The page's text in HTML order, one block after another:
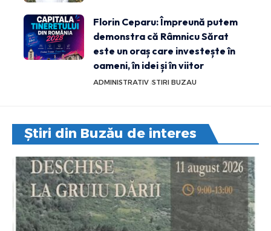
Florin Ceparu: Împreună putem
demonstra că Râmnicu Sărat
este un oraș care investește în
oameni, în idei și în viitor
ADMINISTRATIV STIRI BUZAU
Știri din Buzău de interes